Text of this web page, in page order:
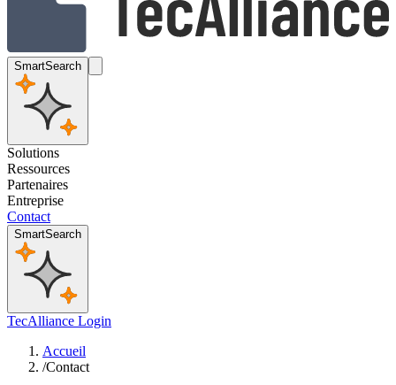
SmartSearch
Solutions
Ressources
Partenaires
Entreprise
Contact
SmartSearch
TecAlliance Login
Accueil
/Contact